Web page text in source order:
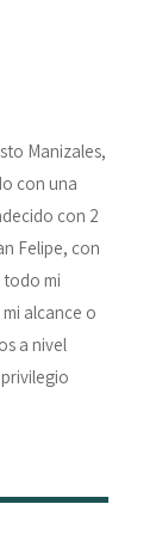
Manizales,
con una
con 2
Felipe, con
todo mi
alcance o
a nivel